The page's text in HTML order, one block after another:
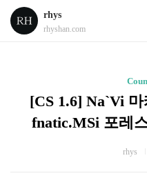
rhys
rhyshan.com
[CS 1.6] Na`Vi
fnatic.MSi 포레
rhys